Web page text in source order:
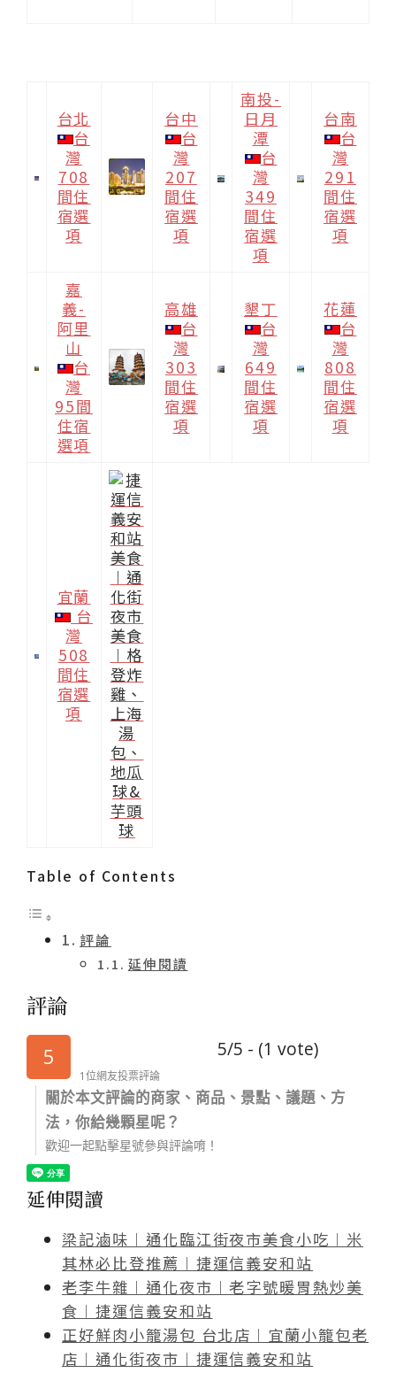
台北
台
灣
708
間住
宿選
項
台中
台
灣
207
間住
宿選
項
南投-
日月
潭
台
灣
349
間住
宿選
項
台南
台
灣
291
間住
宿選
項
嘉
義-
阿里
山
台
灣
95間
住宿
選項
高雄
台
灣
303
間住
宿選
項
墾丁
台
灣
649
間住
宿選
項
花蓮
台
灣
808
間住
宿選
項
宜蘭
台
灣
508
間住
宿選
項
Table of Contents
評論
延伸閱讀
評論
5 5/5 - (1 vote)
1位網友投票評論
關於本文評論的商家、商品、景點、議題、方
法，你給幾顆星呢？
歡迎一起點擊星號參與評論唷！
延伸閱讀
梁記滷味︱通化臨江街夜市美食小吃︱米
其林必比登推薦︱捷運信義安和站
老李牛雜︱通化夜市︱老字號暖胃熱炒美
食︱捷運信義安和站
正好鮮肉小籠湯包 台北店︱宜蘭小籠包老
店︱通化街夜市︱捷運信義安和站